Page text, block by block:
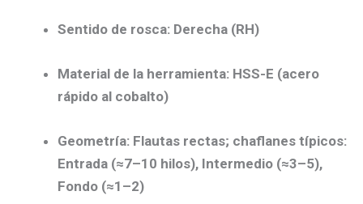
Sentido de rosca: Derecha (RH)
Material de la herramienta: HSS-E (acero
rápido al cobalto)
Geometría: Flautas rectas; chaflanes típicos:
Entrada (≈7–10 hilos), Intermedio (≈3–5),
Fondo (≈1–2)